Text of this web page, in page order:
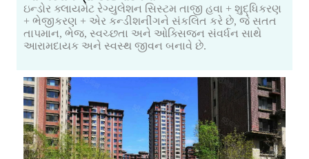
ઇન્ડોર ક્લાયમેટ રેગ્યુલેશન સિસ્ટમ તાજી હવા + શુદ્ધિકરણ
+ ભેજીકરણ + એર કન્ડીશનીંગને સંકલિત કરે છે, જે સતત
તાપમાન, ભેજ, સ્વચ્છતા અને ઓક્સિજન સંવર્ધન સાથે
આરામદાયક અને સ્વસ્થ જીવન બનાવે છે.